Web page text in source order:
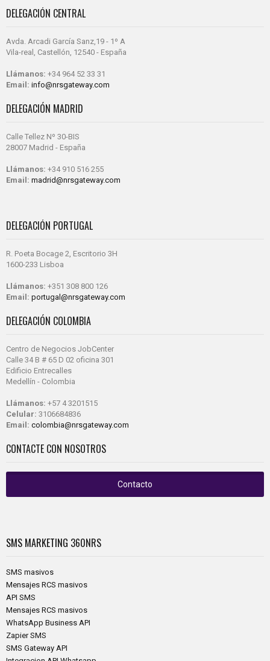
DELEGACIÓN CENTRAL
Avda. Arcadi García Sanz,19 - 1º A
Vila-real, Castellón, 12540 - España
Llámanos: +34 964 52 33 31
Email: info@nrsgateway.com
DELEGACIÓN MADRID
Calle Tellez Nº 30-BIS
28007 Madrid - España
Llámanos: +34 910 516 255
Email: madrid@nrsgateway.com
DELEGACIÓN PORTUGAL
R. Poeta Bocage 2, Escritorio 3H
1600-233 Lisboa
Llámanos: +351 308 800 126
Email: portugal@nrsgateway.com
DELEGACIÓN COLOMBIA
Centro de Negocios JobCenter
Calle 34 B # 65 D 02 oficina 301
Edificio Entrecalles
Medellín - Colombia
Llámanos: +57 4 3201515
Celular: 3106684836
Email: colombia@nrsgateway.com
CONTACTE CON NOSOTROS
Contacto
SMS MARKETING 360NRS
SMS masivos
Mensajes RCS masivos
API SMS
Mensajes RCS masivos
WhatsApp Business API
Zapier SMS
SMS Gateway API